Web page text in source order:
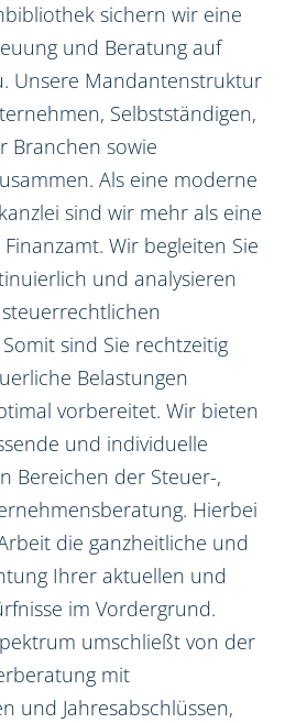
sichern wir eine
und Beratung auf
Unsere Mandantenstruktur
Selbstständigen,
Branchen sowie
Als eine moderne
sind wir mehr als eine
Wir begleiten Sie
und analysieren
sind Sie rechtzeitig
Belastungen
vorbereitet. Wir bieten
und individuelle
Bereichen der Steuer-,
Hierbei
die ganzheitliche und
Ihrer aktuellen und
im Vordergrund.
umschließt von der
mit
und Jahresabschlüssen,